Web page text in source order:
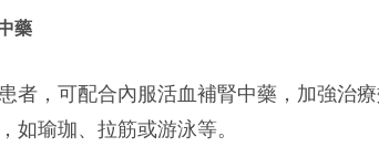
藥
者，可配合內服活血補腎中藥，加強治
如瑜珈、拉筋或游泳等。